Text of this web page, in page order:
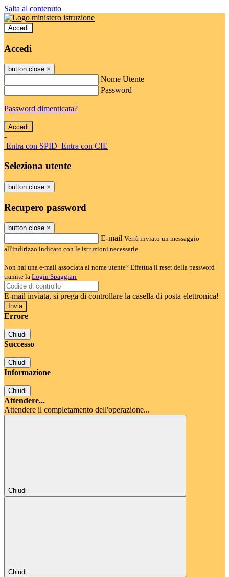
Salta al contenuto
Accedi
Accedi
button close ×
Nome Utente
Password
Password dimenticata?
-
Entra con SPID Entra con CIE
Seleziona utente
button close ×
Recupero password
button close ×
E-mail Verrà inviato un messaggio
all'indirizzo indicato con le istruzioni necessarie.
Non hai una e-mail associata al nome utente? Effettua il reset della password
tramite la Login Spaggiari
E-mail inviata, si prega di controllare la casella di posta elettronica!
Errore
Chiudi
Successo
Chiudi
Informazione
Chiudi
Attendere...
Attendere il completamento dell'operazione...
Chiudi
Chiudi